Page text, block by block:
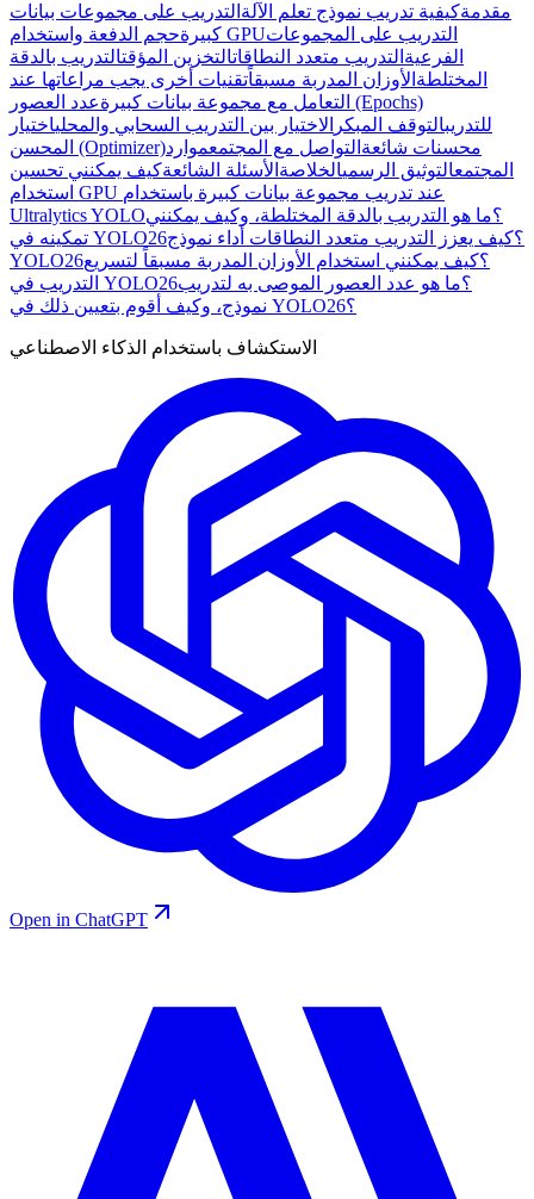
مقدمةكيفية تدريب نموذج تعلم الآلة التدريب على مجموعات بيانات
كبيرة حجم الدفعة واستخدام GPUالتدريب على المجموعات
الفرعية التدريب متعدد النطاقاتالتخزين المؤقتالتدريب بالدقة
المختلطة الأوزان المدربة مسبقاًتقنيات أخرى يجب مراعاتها عند
التعامل مع مجموعة بيانات كبيرةعدد العصور (Epochs)
للتدريبالتوقف المبكر الاختيار بين التدريب السحابي والمحلياختيار
المحسن (Optimizer)
محسنات شائعة التواصل مع المجتمعموارد
المجتمعالتوثيق الرسميالخلاصة الأسئلة الشائعةكيف يمكنني تحسين
استخدام GPU عند تدريب مجموعة بيانات كبيرة باستخدام
Ultralytics YOLO؟ما هو التدريب بالدقة المختلطة، وكيف يمكنني
تمكينه في YOLO26؟كيف يعزز التدريب متعدد النطاقات أداء نموذج
YOLO26؟كيف يمكنني استخدام الأوزان المدربة مسبقاً لتسريع
التدريب في YOLO26؟ما هو عدد العصور الموصى به لتدريب
نموذج، وكيف أقوم بتعيين ذلك في YOLO26؟
الاستكشاف باستخدام الذكاء الاصطناعي
Open in ChatGPT